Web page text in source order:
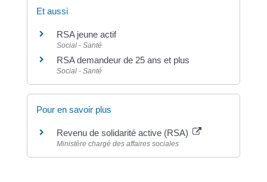
Et aussi
RSA jeune actif
Social - Santé
RSA demandeur de 25 ans et plus
Social - Santé
Pour en savoir plus
Revenu de solidarité active (RSA)
Ministère chargé des affaires sociales